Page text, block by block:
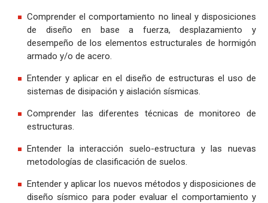
Comprender el comportamiento no lineal y disposiciones
de diseño en base a fuerza, desplazamiento y
desempeño de los elementos estructurales de hormigón
armado y/o de acero.
Entender y aplicar en el diseño de estructuras el uso de
sistemas de disipación y aislación sísmicas.
Comprender las diferentes técnicas de monitoreo de
estructuras.
Entender la interacción suelo-estructura y las nuevas
metodologías de clasificación de suelos.
Entender y aplicar los nuevos métodos y disposiciones de
diseño sísmico para poder evaluar el comportamiento y